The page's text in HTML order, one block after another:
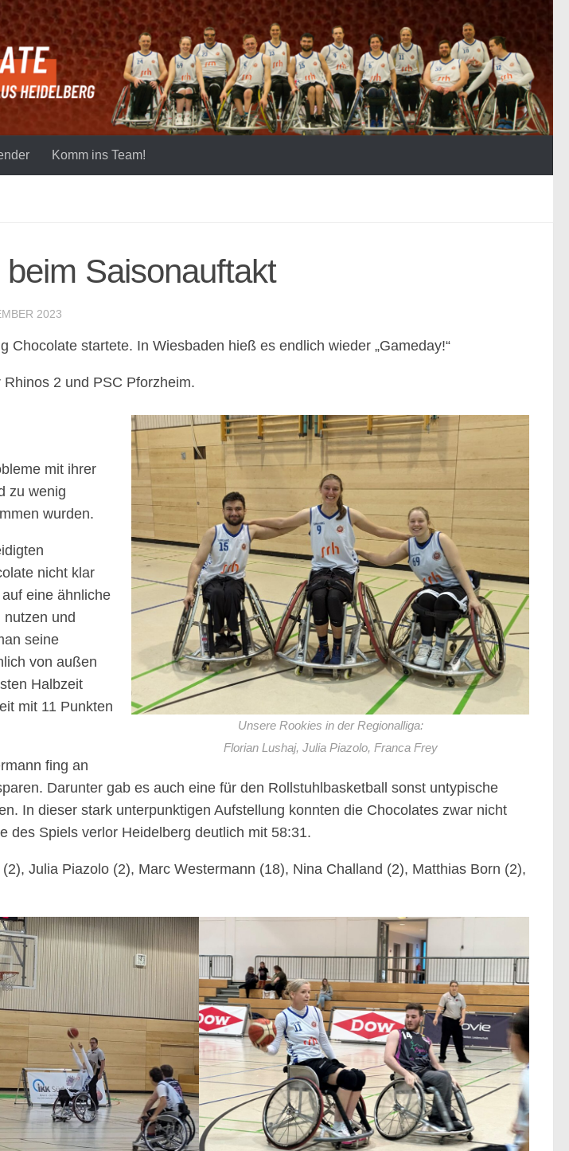
Komm ins Team!
Saisonauftakt
2023
startete. In Wiesbaden hieß es endlich wieder „Gameday!“
2 und PSC Pforzheim.
Unsere Rookies in der Regionalliga:
Florian Lushaj, Julia Piazolo, Franca Frey
mit ihrer
zu wenig
wurden.
nicht klar
eine ähnliche
nutzen und
seine
von außen
Halbzeit
mit 11 Punkten
fing an
Darunter gab es auch eine für den Rollstuhlbasketball sonst untypische
In dieser stark unterpunktigen Aufstellung konnten die Chocolates zwar nicht
des Spiels verlor Heidelberg deutlich mit 58:31.
Julia Piazolo (2), Marc Westermann (18), Nina Challand (2), Matthias Born (2),